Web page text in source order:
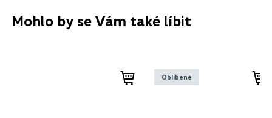
Mohlo by se Vám také líbit
Oblíbené